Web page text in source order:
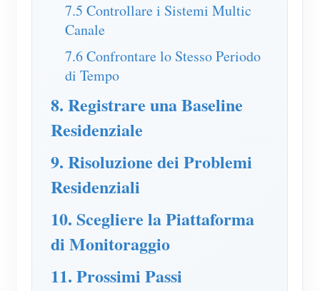
7.5 Controllare i Sistemi Multic
Canale
7.6 Confrontare lo Stesso Periodo
di Tempo
8. Registrare una Baseline
Residenziale
9. Risoluzione dei Problemi
Residenziali
10. Scegliere la Piattaforma
di Monitoraggio
11. Prossimi Passi